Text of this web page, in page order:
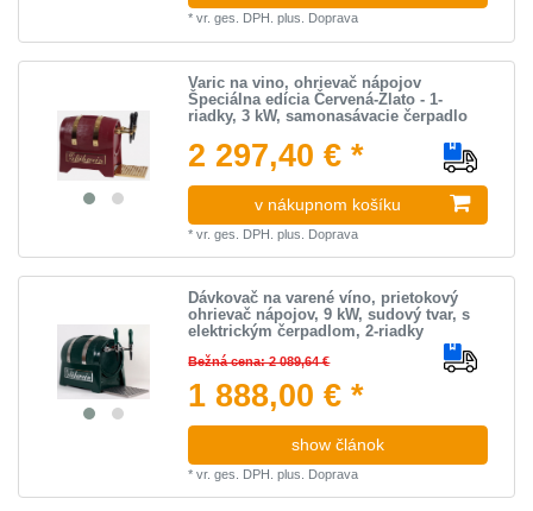
*vr. ges. DPH. plus. Doprava
Varic na vino, ohrievač nápojov
Špeciálna edícia Červená-Zlato - 1-
riadky, 3 kW, samonasávacie čerpadlo
2 297,40 € *
v nákupnom košíku
*vr. ges. DPH. plus. Doprava
Dávkovač na varené víno, prietokový
ohrievač nápojov, 9 kW, sudový tvar, s
elektrickým čerpadlom, 2-riadky
Bežná cena: 2 089,64 €
1 888,00 € *
show článok
*vr. ges. DPH. plus. Doprava